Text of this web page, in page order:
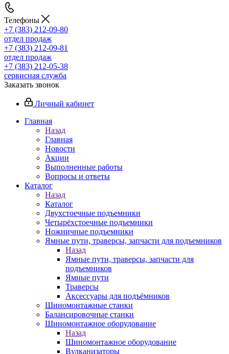
Телефоны
+7 (383) 212-09-80
отдел продаж
+7 (383) 212-09-81
отдел продаж
+7 (383) 212-05-38
сервисная служба
Заказать звонок
Личный кабинет
Главная
Назад
Главная
Новости
Акции
Выполненные работы
Вопросы и ответы
Каталог
Назад
Каталог
Двухстоечные подъемники
Четырёхстоечные подъемники
Ножничные подъемники
Ямные пути, траверсы, запчасти для подъемников
Назад
Ямные пути, траверсы, запчасти для
подъемников
Ямные пути
Траверсы
Аксессуары для подъёмников
Шиномонтажные станки
Балансировочные станки
Шиномонтажное оборудование
Назад
Шиномонтажное оборудование
Вулканизаторы